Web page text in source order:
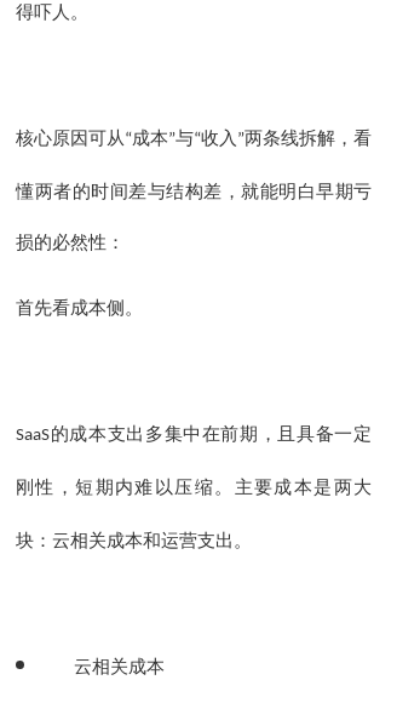
得吓人 。
核心原因可从“成本”与“收入 ”两条线拆解，看
懂两者的时间差与结构差，就能明白 早期亏
损的必然性：
首先看成本侧。
SaaS 的成本支出多集中在前期，且具备一定
刚性，短期内难以压缩 。主要成本是两大
块：云相关成本和运营支出 。
云相关成本